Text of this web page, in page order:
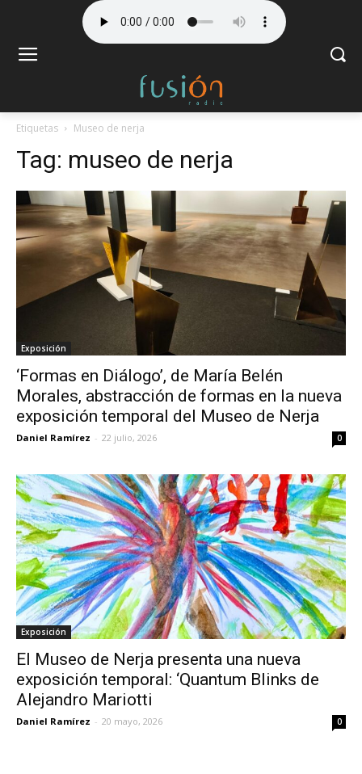
Etiquetas Museo de nerja
Tag: museo de nerja
Exposición
‘Formas en Diálogo’, de María Belén
Morales, abstracción de formas en la nueva
exposición temporal del Museo de Nerja
Daniel Ramírez - 22 julio, 2026 0
Exposición
El Museo de Nerja presenta una nueva
exposición temporal: ‘Quantum Blinks de
Alejandro Mariotti
Daniel Ramírez - 20 mayo, 2026 0